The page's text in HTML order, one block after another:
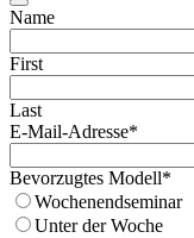
Name
First
Last
E-Mail-Adresse*
Bevorzugtes Modell*
Wochenendseminar
Unter der Woche